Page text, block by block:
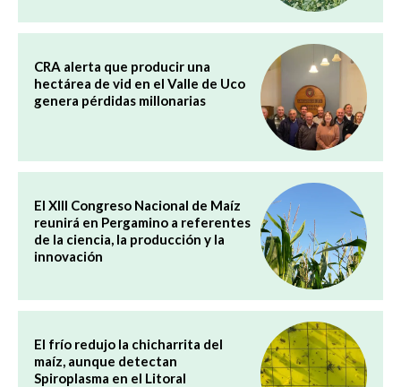
CRA alerta que producir una
hectárea de vid en el Valle de Uco
genera pérdidas millonarias
El XIII Congreso Nacional de Maíz
reunirá en Pergamino a referentes
de la ciencia, la producción y la
innovación
El frío redujo la chicharrita del
maíz, aunque detectan
Spiroplasma en el Litoral